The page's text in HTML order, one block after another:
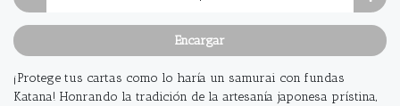
Encargar
¡Protege tus cartas como lo haría un samurai con fundas
Katana! Honrando la tradición de la artesanía japonesa prístina,